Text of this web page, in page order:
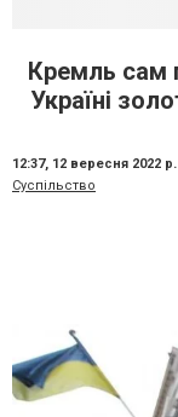
Кремль сам
Україні
12:37, 12 вересня 2022 р.
Суспільство